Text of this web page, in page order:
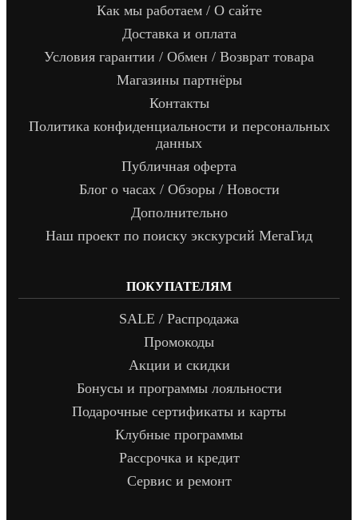
Как мы работаем / О сайте
Доставка и оплата
Условия гарантии / Обмен / Возврат товара
Магазины партнёры
Контакты
Политика конфиденциальности и персональных
данных
Публичная оферта
Блог о часах / Обзоры / Новости
Дополнительно
Наш проект по поиску экскурсий МегаГид
ПОКУПАТЕЛЯМ
SALE / Распродажа
Промокоды
Акции и скидки
Бонусы и программы лояльности
Подарочные сертификаты и карты
Клубные программы
Рассрочка и кредит
Сервис и ремонт